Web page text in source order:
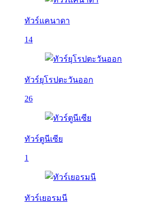
ทัวร์แคนาดา
14
ทัวร์ยุโรปตะวันออก
26
ทัวร์ตูนีเซีย
1
ทัวร์เยอรมนี